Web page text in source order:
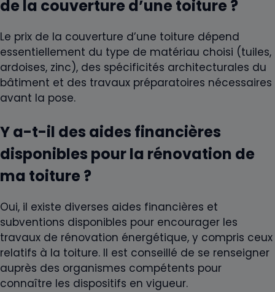
de la couverture d’une toiture ?
Le prix de la couverture d’une toiture dépend
essentiellement du type de matériau choisi (tuiles,
ardoises, zinc), des spécificités architecturales du
bâtiment et des travaux préparatoires nécessaires
avant la pose.
Y a-t-il des aides financières
disponibles pour la rénovation de
ma toiture ?
Oui, il existe diverses aides financières et
subventions disponibles pour encourager les
travaux de rénovation énergétique, y compris ceux
relatifs à la toiture. Il est conseillé de se renseigner
auprès des organismes compétents pour
connaître les dispositifs en vigueur.